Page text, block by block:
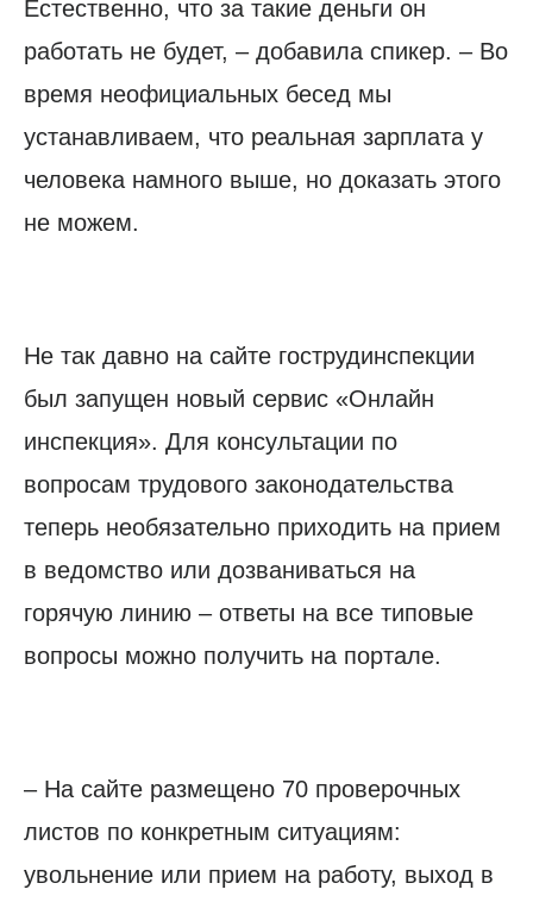
Естественно, что за такие деньги он
работать не будет, – добавила спикер. – Во
время неофициальных бесед мы
устанавливаем, что реальная зарплата у
человека намного выше, но доказать этого
не можем.
Не так давно на сайте гострудинспекции
был запущен новый сервис «Онлайн
инспекция». Для консультации по
вопросам трудового законодательства
теперь необязательно приходить на прием
в ведомство или дозваниваться на
горячую линию – ответы на все типовые
вопросы можно получить на портале.
– На сайте размещено 70 проверочных
листов по конкретным ситуациям:
увольнение или прием на работу, выход в